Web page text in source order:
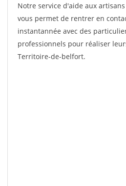
Notre service d'aide aux
vous permet de rentrer en
instantannée avec des
professionnels pour réaliser
Territoire-de-belfort.